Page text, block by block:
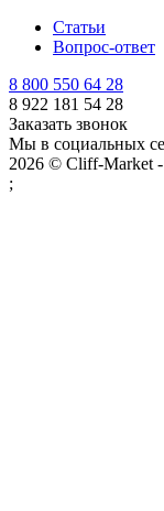
Статьи
Вопрос-ответ
8 800 550 64 28
8 922 181 54 28
Заказать звонок
Мы в социальных
2026 © Cliff-Market -
;